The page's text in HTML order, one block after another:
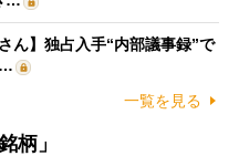
ん】独占入手“内部議事録”で
…
一覧を見る
柄」